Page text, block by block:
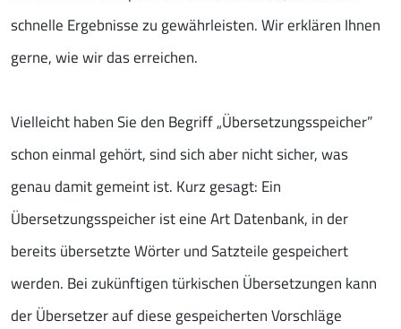
schnelle Ergebnisse zu gewährleisten. Wir erklären Ihnen
gerne, wie wir das erreichen.
Vielleicht haben Sie den Begriff „Übersetzungsspeicher”
schon einmal gehört, sind sich aber nicht sicher, was
genau damit gemeint ist. Kurz gesagt: Ein
Übersetzungsspeicher ist eine Art Datenbank, in der
bereits übersetzte Wörter und Satzteile gespeichert
werden. Bei zukünftigen türkischen Übersetzungen kann
der Übersetzer auf diese gespeicherten Vorschläge